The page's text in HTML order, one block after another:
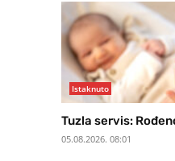
Istaknuto
Tuzla servis:
05.08.2026. 08:01